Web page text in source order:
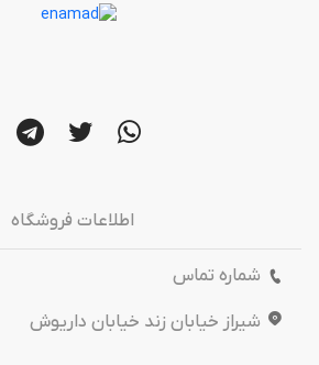
اطلاعات فروشگاه
شماره تماس
شیراز خیابان زند خیابان داریوش